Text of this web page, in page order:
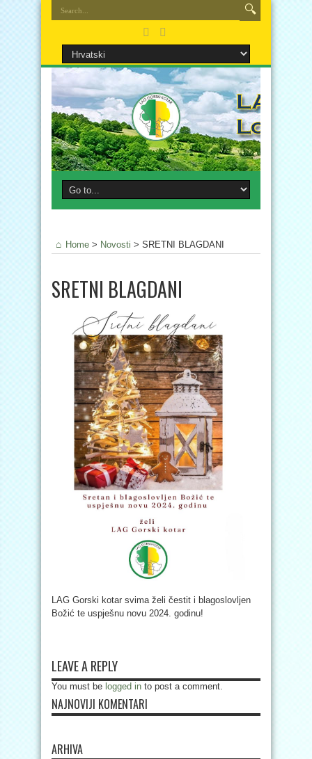
Home > Novosti > SRETNI BLAGDANI
SRETNI BLAGDANI
LAG Gorski kotar svima želi čestit i blagoslovljen
Božić te uspješnu novu 2024. godinu!
LEAVE A REPLY
You must be logged in to post a comment.
NAJNOVIJI KOMENTARI
ARHIVA